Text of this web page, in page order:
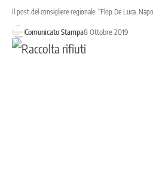
Il post del consigliere regionale: “Flop De Luca.
Comunicato Stampa8 Ottobre 2019